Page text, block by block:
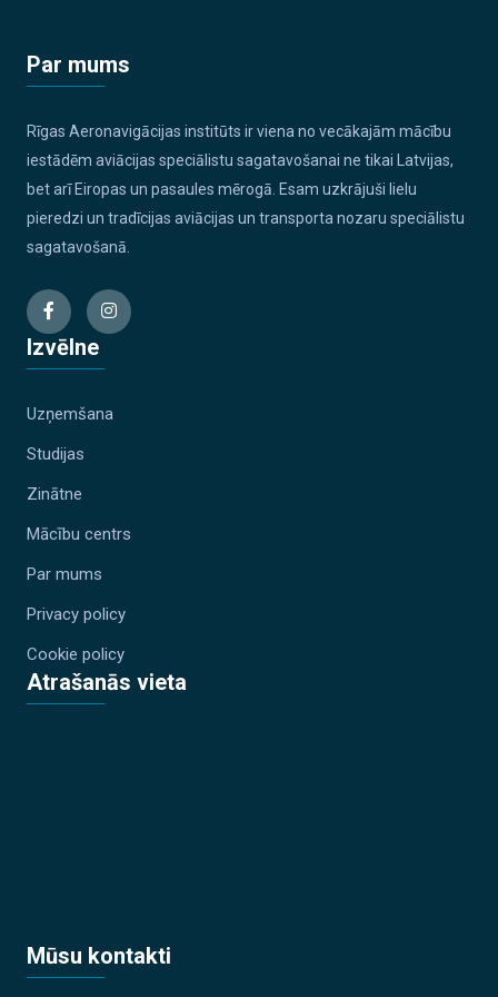
Par mums
Rīgas Aeronavigācijas institūts ir viena no vecākajām mācību
iestādēm aviācijas speciālistu sagatavošanai ne tikai Latvijas,
bet arī Eiropas un pasaules mērogā. Esam uzkrājuši lielu
pieredzi un tradīcijas aviācijas un transporta nozaru speciālistu
sagatavošanā.
Izvēlne
Uzņemšana
Studijas
Zinātne
Mācību centrs
Par mums
Privacy policy
Cookie policy
Atrašanās vieta
Mūsu kontakti